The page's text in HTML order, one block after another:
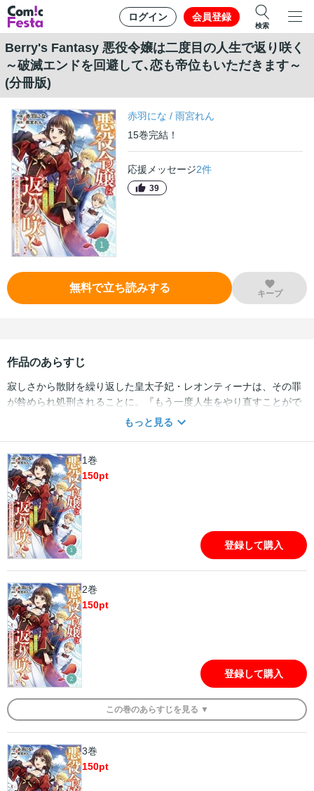
ログイン 会員登録
検索
Berry's Fantasy 悪役令嬢は二度目の人生で返り咲く
～破滅エンドを回避して､恋も帝位もいただきます～
(分冊版)
赤羽にな /雨宮れん
15巻完結！
応援メッセージ2件
39
無料で立ち読みする キープ
作品のあらすじ
寂しさから散財を繰り返した皇太子妃・レオンティーナは、その罪
が咎められ処刑されることに。『もう一度人生をやり直すことがで
きたなら・・・今度は失敗しない。今度は、もう少しいい皇妃にな
この国を上手に治めることができる・・・！」処刑される未来から
逃れるため、自ら帝位争いに乗り出すことを決めたレオンティー
ナ。最悪な皇妃の逆転人生が今ここに始まる・・・！大人気小説、
待望のコミカライズ！（この作品は電子コミック誌Berry’ｓ fantasy
Vo.16に収録されています。重複購入にご注意ください)
もっと見る
1巻
150pt
登録して購入
2巻
150pt
登録して購入
この巻のあらすじを 見る ▼
3巻
150pt